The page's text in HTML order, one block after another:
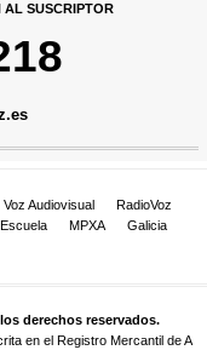
AL SUSCRIPTOR
Voz Audiovisual
RadioVoz
MPXA
Galicia
derechos reservados.
en el Registro Mercantil de A